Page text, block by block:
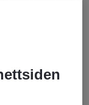
–
til et fagfelt få